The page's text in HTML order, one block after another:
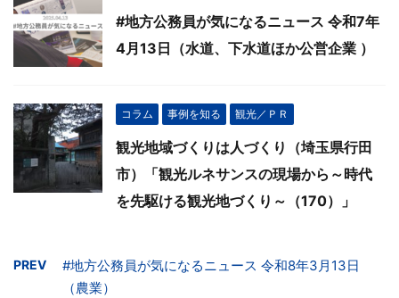
#地方公務員が気になるニュース 令和7年
4月13日（水道、下水道ほか公営企業 ）
コラム 事例を知る 観光／ＰＲ
観光地域づくりは人づくり（埼玉県行田
市）「観光ルネサンスの現場から～時代
を先駆ける観光地づくり～（170）」
PREV
#地方公務員が気になるニュース 令和8年3月13日
（農業）